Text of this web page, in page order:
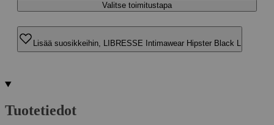
Valitse toimitustapa
Lisää suosikkeihin, LIBRESSE Intimawear Hipster Black L
Tuotetiedot